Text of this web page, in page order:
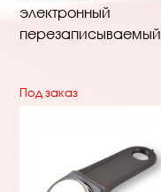
электронный
перезаписываемый
Под заказ